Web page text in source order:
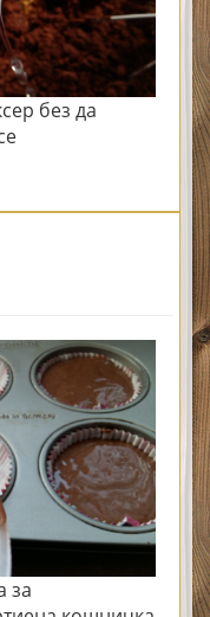
без да
за